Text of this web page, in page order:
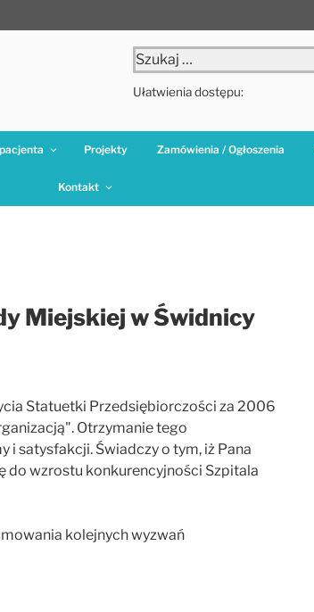
Szukaj:
Ułatwienia dostępu:
Projekty Zamówienia / Ogłoszenia
Kontakt
Miejskiej w Świdnicy
Statuetki Przedsiębiorczości za 2006
Otrzymanie tego
satysfakcji. Świadczy o tym, iż Pana
do wzrostu konkurencyjności Szpitala
kolejnych wyzwań